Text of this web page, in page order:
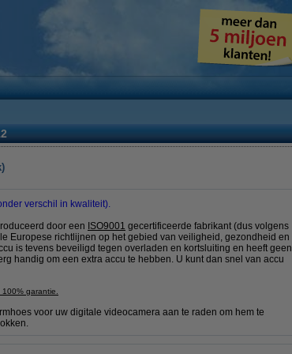
verschil in kwaliteit).
door een ISO9001 gecertificeerde fabrikant (dus volgens
Europese richtlijnen op het gebied van veiligheid, gezondheid en
is tevens beveiligd tegen overladen en kortsluiting en heeft geen
handig om een extra accu te hebben. U kunt dan snel van accu
garantie.
voor uw digitale videocamera aan te raden om hem te